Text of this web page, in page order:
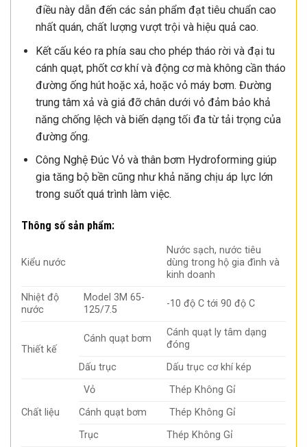
điều này dẫn đến các sản phẩm đạt tiêu chuẩn cao
nhất quán, chất lượng vượt trội và hiệu quả cao.
Kết cấu kéo ra phía sau cho phép tháo rời và đại tu
cánh quạt, phốt cơ khí và động cơ mà không cần tháo
đường ống hút hoặc xả, hoặc vỏ máy bơm. Đường
trung tâm xả và giá đỡ chân dưới vỏ đảm bảo khả
năng chống lệch và biến dạng tối đa từ tải trọng của
đường ống.
Công Nghệ Đúc Vỏ và thân bơm Hydroforming giúp
gia tăng bộ bền cũng như khả năng chịu áp lực lớn
trong suốt quá trình làm việc.
Thông số sản phẩm:
Kiểu nước
Nước sạch, nước tiêu
dùng trong hộ gia đình và
kinh doanh
Nhiệt độ
nước
Model 3M 65-
125/7.5
-10 độ C tới 90 độ C
Thiết kế
Cánh quạt bơm
Cánh quạt ly tâm dạng
đóng
Dấu trục
Dấu trục cơ khí kép
Chất liệu
Vỏ
Thép Không Gỉ
Cánh quạt bơm
Thép Không Gỉ
Trục
Thép Không Gỉ